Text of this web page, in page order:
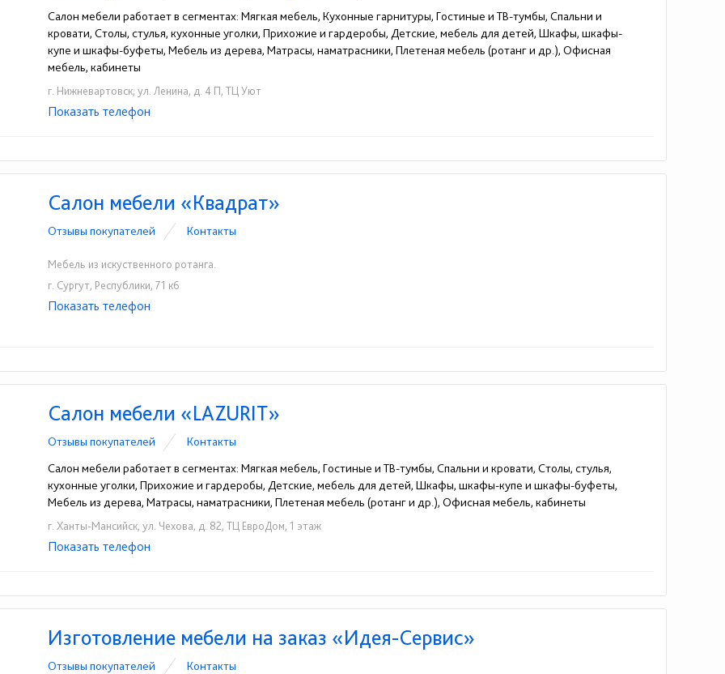
Салон мебели работает в сегментах: Мягкая мебель, Кухонные гарнитуры, Гостиные и ТВ-тумбы, Спальни и
кровати, Столы, стулья, кухонные уголки, Прихожие и гардеробы, Детские, мебель для детей, Шкафы, шкафы-
купе и шкафы-буфеты, Мебель из дерева, Матрасы, наматрасники, Плетеная мебель (ротанг и др.), Офисная
мебель, кабинеты
г. Нижневартовск, ул. Ленина, д. 4 П, ТЦ Уют
☎+7 (909) 032-36-10
Показать телефон
Салон мебели «Квадрат»
Отзывы покупателей Контакты
Мебель из искуственного ротанга.
г. Сургут, Республики, 71 к6
☎+7 (3462) 29-36-76
Показать телефон
Салон мебели «LAZURIT»
Отзывы покупателей
Контакты
Салон мебели работает в сегментах: Мягкая мебель, Гостиные и ТВ-тумбы, Спальни и кровати, Столы, стулья,
кухонные уголки, Прихожие и гардеробы, Детские, мебель для детей, Шкафы, шкафы-купе и шкафы-буфеты,
Мебель из дерева, Матрасы, наматрасники, Плетеная мебель (ротанг и др.), Офисная мебель, кабинеты
г. Ханты-Мансийск, ул. Чехова, д. 82, ТЦ ЕвроДом, 1 этаж
☎+7 (905) 827-02-73
Показать телефон
Изготовление мебели на заказ «Идея-Сервис»
Отзывы покупателей
Контакты